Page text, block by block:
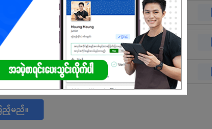
လစာကြည့်မယ် လွန်ခဲ့သော ၁ရက်
လစာကြည့်မယ် လွန်ခဲ့သော ၂ရက်
လစာကြည့်မယ် 07 Jul 2026
ည့်မည်။